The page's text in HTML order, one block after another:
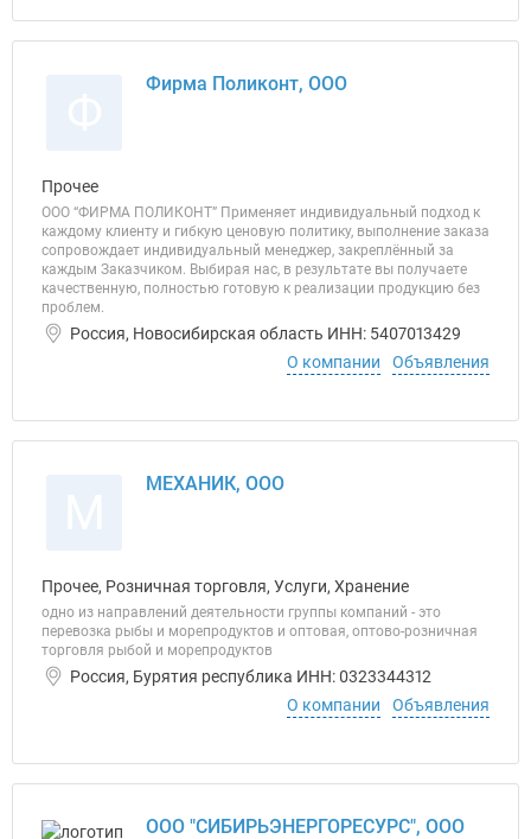
Фирма Поликонт, ООО
Прочее
ООО “ФИРМА ПОЛИКОНТ” Применяет индивидуальный подход к
каждому клиенту и гибкую ценовую политику, выполнение заказа
сопровождает индивидуальный менеджер, закреплённый за
каждым Заказчиком. Выбирая нас, в результате вы получаете
качественную, полностью готовую к реализации продукцию без
проблем.
Россия, Новосибирская область ИНН: 5407013429
О компании
Объявления
МЕХАНИК, ООО
Прочее, Розничная торговля, Услуги, Хранение
одно из направлений деятельности группы компаний - это
перевозка рыбы и морепродуктов и оптовая, оптово-розничная
торговля рыбой и морепродуктов
Россия, Бурятия республика ИНН: 0323344312
О компании
Объявления
ООО "СИБИРЬЭНЕРГОРЕСУРС", ООО